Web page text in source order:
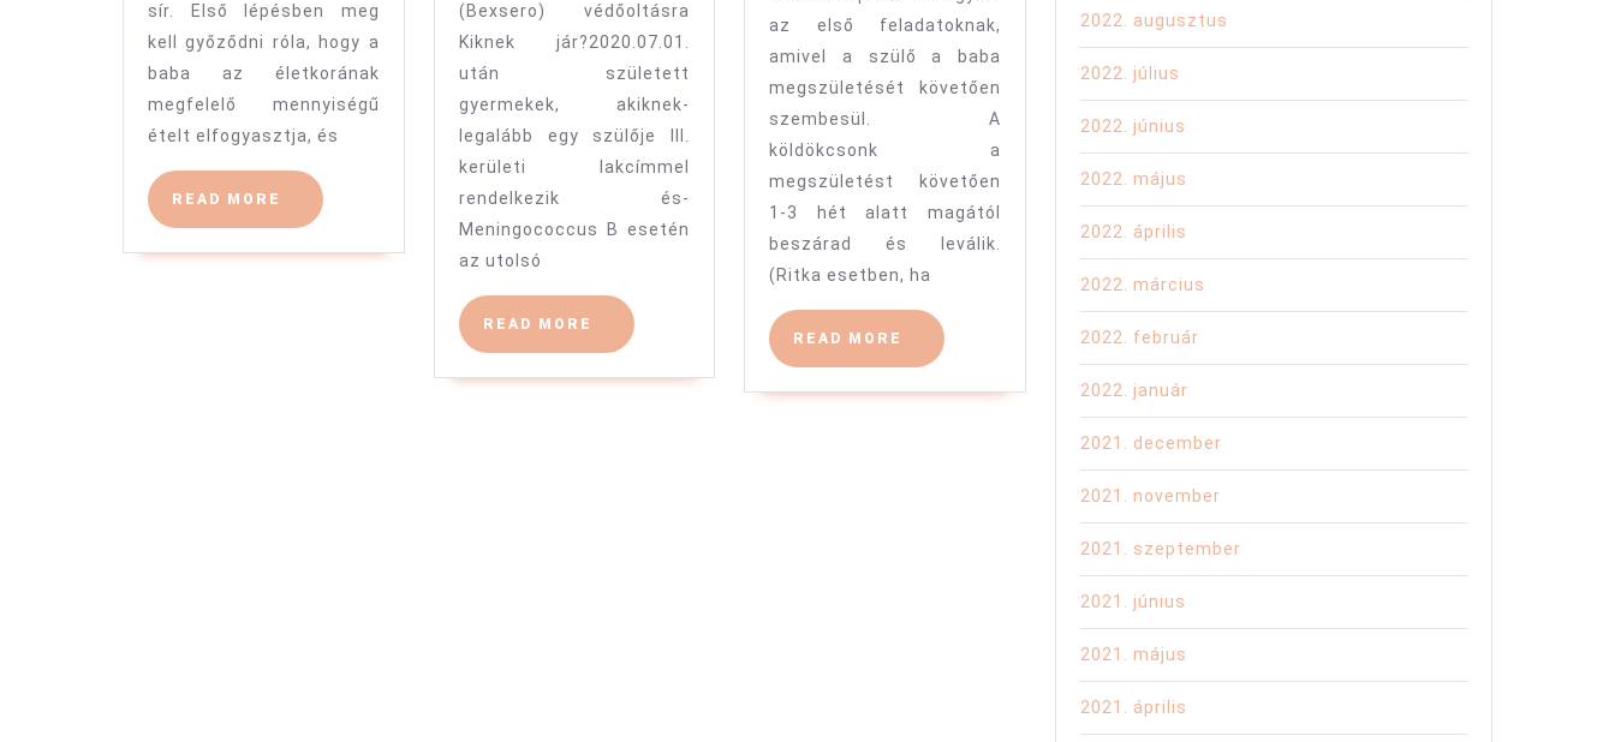
sír. Első lépésben meg
kell győződni róla, hogy a
baba az életkorának
megfelelő mennyiségű
ételt elfogyasztja, és
READ MORE
READ
MORE
(Bexsero) védőoltásra
Kiknek jár?2020.07.01.
után született
gyermekek, akiknek-
legalább egy szülője III.
kerületi lakcímmel
rendelkezik és-
Meningococcus B esetén
az utolsó
READ MORE
READ
MORE
korban
az első feladatoknak,
amivel a szülő a baba
megszületését követően
szembesül. A
köldökcsonk a
megszületést követően
1-3 hét alatt magától
beszárad és leválik.
(Ritka esetben, ha
READ MORE
READ
MORE
2022. augusztus
2022. július
2022. június
2022. május
2022. április
2022. március
2022. február
2022. január
2021. december
2021. november
2021. szeptember
2021. június
2021. május
2021. április